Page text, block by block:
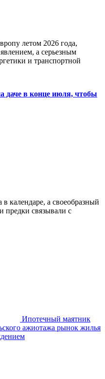
летом 2026 года,
а серьезным
и транспортной
даче в конце июля, чтобы
календаре, а своеобразный
связывали с
Ипотечный маятник
ажиотажа рынок жилья